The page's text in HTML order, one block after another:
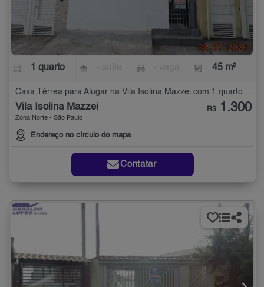
1 quarto 45 m²
Vila Isolina Mazzei
Zona Norte - São Paulo
Endereço no círculo do mapa
R$ 1.300
Contatar